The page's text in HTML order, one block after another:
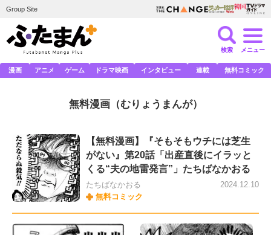
Group Site
検索 メニュー
漫画 アニメ ゲーム ドラマ映画 インタビュー 連載 無料コミック
無料漫画 （むりょうまんが）
【無料漫画】『そもそもウチには芝生
がない』第20話「出産直後にイラッと
くる“夫の地雷発言”」たちばなかおる
たちばなかおる
無料コミック
2024.12.10